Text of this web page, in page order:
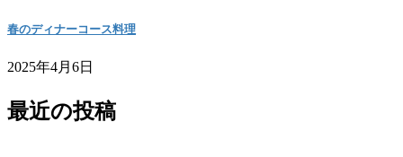
春のディナーコース料理
2025年4月6日
最近の投稿